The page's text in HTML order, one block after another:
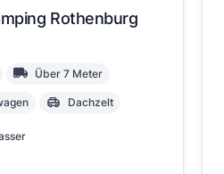
Rothenburg
Über 7 Meter
Dachzelt